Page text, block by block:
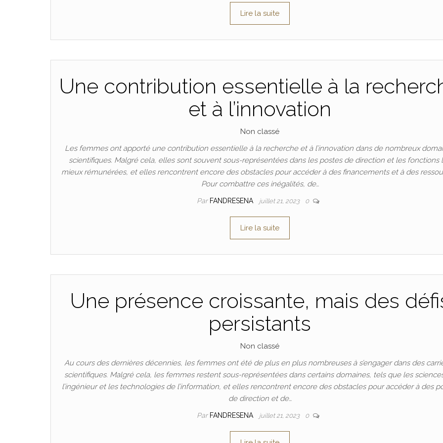
Lire la suite
Une contribution essentielle à la
et à l’innovation
Non classé
Les femmes ont apporté une contribution essentielle à la recherche et à l’innovation dans de nombreux
scientifiques. Malgré cela, elles sont souvent sous-représentées dans les postes de direction et les fonctions
mieux rémunérées, et elles rencontrent encore des obstacles pour accéder à des financements et à des
Pour combattre ces inégalités, de…
Par FANDRESENA juillet 21, 2023 0
Lire la suite
Une présence croissante, mais des
persistants
Non classé
Au cours des dernières décennies, les femmes ont été de plus en plus nombreuses à s’engager dans des
scientifiques. Malgré cela, les femmes restent sous-représentées dans certains domaines, tels que les
l’ingénieur et les technologies de l’information, et elles rencontrent encore des obstacles pour accéder à des
de direction et de…
Par FANDRESENA juillet 21, 2023 0